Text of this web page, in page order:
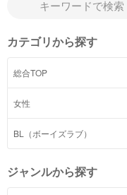
カテゴリから探す
総合TOP
女性
BL（ボーイズラブ）
ジャンルから探す